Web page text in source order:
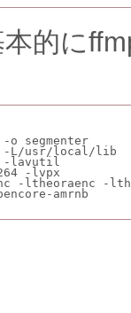
本的に
o segmenter
L/usr/local/lib
-lavutil
-lvpx
-ltheoraenc -
amrnb